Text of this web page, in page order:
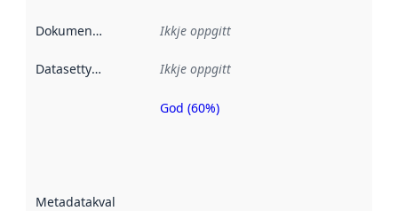
Dokumentasjon Ikkje oppgitt
Datasettype Ikkje oppgitt
Metadatakvalitet
Metadatakvalitet
God (60%)